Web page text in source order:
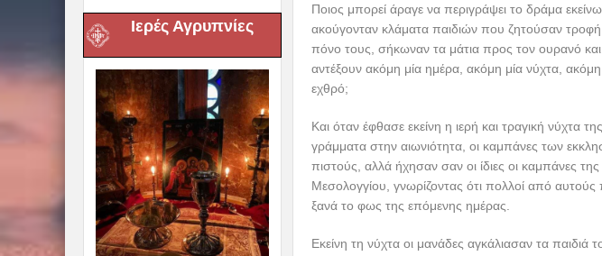
Ιερές Αγρυπνίες
Ποιος μπορεί άραγε να περιγράψει το δράμα
ακούγονταν κλάματα παιδιών που ζητούσαν
πόνο τους, σήκωναν τα μάτια προς τον ουρανό
αντέξουν ακόμη μία ημέρα, ακόμη μία νύχτα,
εχθρό;
Και όταν έφθασε εκείνη η ιερή και τραγική νύχτα
γράμματα στην αιωνιότητα, οι καμπάνες των
πιστούς, αλλά ήχησαν σαν οι ίδιες οι καμπάνες
Μεσολογγίου, γνωρίζοντας ότι πολλοί από
ξανά το φως της επόμενης ημέρας.
Εκείνη τη νύχτα οι μανάδες αγκάλιασαν τα